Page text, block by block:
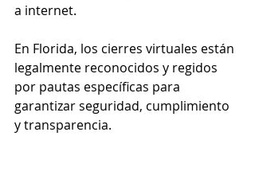
a internet.
En Florida, los cierres virtuales están
legalmente reconocidos y regidos
por pautas específicas para
garantizar seguridad, cumplimiento
y transparencia.